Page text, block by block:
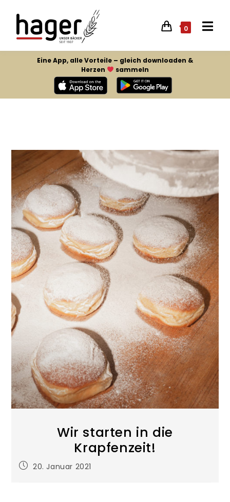
0
Eine App, alle Vorteile – gleich downloaden &
Herzen
sammeln
Wir starten in die
Krapfenzeit!
20. Januar 2021